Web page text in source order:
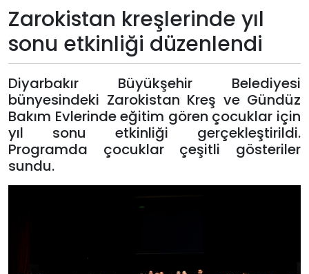
Künye
Giriş
Yap
Zarokistan kreşlerinde yıl
sonu etkinliği düzenlendi
Diyarbakır Büyükşehir Belediyesi
bünyesindeki Zarokistan Kreş ve Gündüz
Bakım Evlerinde eğitim gören çocuklar için
yıl sonu etkinliği gerçekleştirildi.
Programda çocuklar çeşitli gösteriler
sundu.